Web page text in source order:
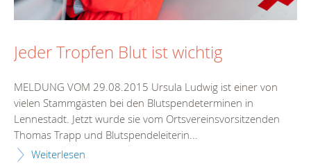
Jeder Tropfen Blut ist wichtig
MELDUNG VOM 29.08.2015 Ursula Ludwig ist einer von
vielen Stammgästen bei den Blutspendeterminen in
Lennestadt. Jetzt wurde sie vom Ortsvereinsvorsitzenden
Thomas Trapp und Blutspendeleiterin...
Weiterlesen